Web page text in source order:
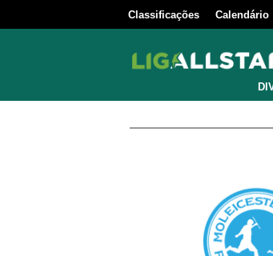
Classificações Calendário